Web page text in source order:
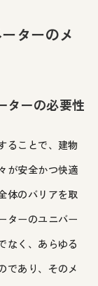
ターのメ
ターの必要性
ることで、建物
が安全かつ快適
体のバリアを取
ターのユニバー
なく、あらゆる
であり、そのメ